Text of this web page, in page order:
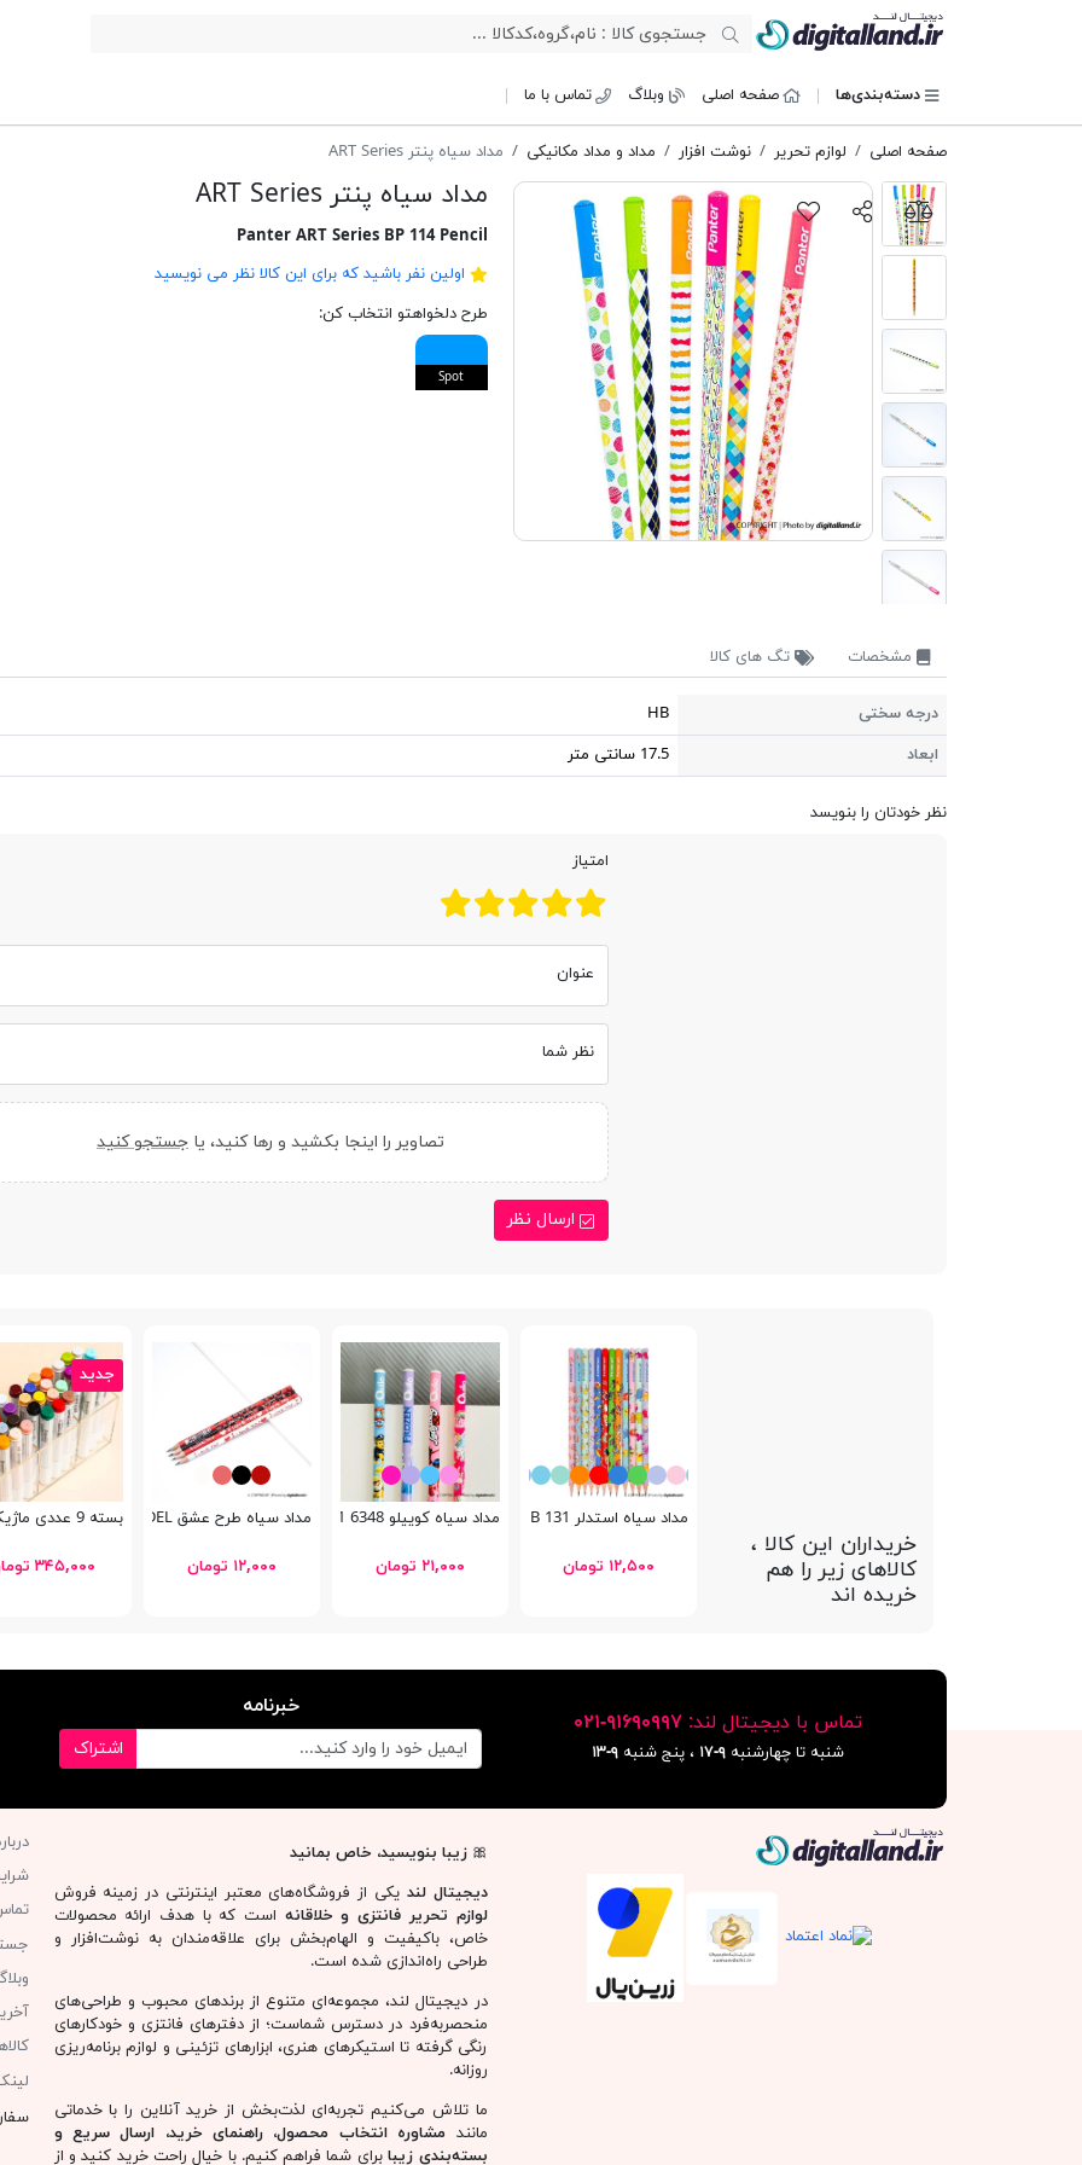
دسته‌بندی‌ها صفحه اصلی وبلاگ تماس با ما
صفحه اصلی لوازم تحریر نوشت افزار مداد و مداد مکانیکی مداد سیاه پنتر ART Series
مداد سیاه پنتر ART Series
Panter ART Series BP 114 Pencil
اولین نفر باشید که برای این کالا نظر می نویسید
طرح دلخواهتو انتخاب کن:
Spot
مشخصات تگ های کالا
درجه سختی
HB
ابعاد
17.5 سانتی متر
نظر خودتان را بنویسد
امتیاز
عنوان
نظر شما
تصاویر را اینجا بکشید و رها کنید، یا جستجو کنید
ارسال نظر
خریداران این کالا ،
کالاهای زیر را هم
خریده اند
مداد سیاه استدلر 131 HB
۱۲,۵۰۰ تومان
مداد سیاه کوییلو 6348 Cartoony 1
۲۱,۰۰۰ تومان
مداد سیاه طرح عشق ADEL
۱۲,۰۰۰ تومان
جدید
بسته 9 عددی ماژیک آکرولیک Languo M510
۳۴۵,۰۰۰ تومان
تماس با دیجیتال لند: ٩١۶٩٠٩٩٧-٠٢١
شنبه تا چهارشنبه ۹-۱۷ ، پنج شنبه ۹-١٣
خبرنامه
اشتراک
🎀زیبا بنویسید، خاص بمانید
دیجیتال لند یکی از فروشگاه‌های معتبر اینترنتی در زمینه فروش
لوازم تحریر فانتزی و خلاقانه است که با هدف ارائه محصولات
خاص، باکیفیت و الهام‌بخش برای علاقه‌مندان به نوشت‌افزار و
طراحی راه‌اندازی شده است.
در دیجیتال لند، مجموعه‌ای متنوع از برندهای محبوب و طراحی‌های
منحصربه‌فرد در دسترس شماست؛ از دفترهای فانتزی و خودکارهای
رنگی گرفته تا استیکرهای هنری، ابزارهای تزئینی و لوازم برنامه‌ریزی
روزانه.
ما تلاش می‌کنیم تجربه‌ای لذت‌بخش از خرید آنلاین را با خدماتی
مانند مشاوره انتخاب محصول، راهنمای خرید، ارسال سریع و
بسته‌بندی زیبابرای شما فراهم کنیم. با خیال راحت خرید کنید و از